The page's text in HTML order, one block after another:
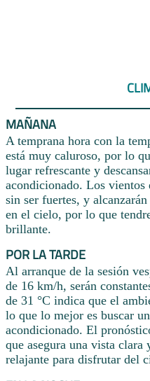
MAÑANA
A temprana hora con la
está muy caluroso, por lo
lugar refrescante y
acondicionado. Los vientos
sin ser fuertes, y
en el cielo, por lo que
brillante.
POR LA TARDE
Al arranque de la sesión
de 16 km/h, serán
de 31 °C indica que el
lo que lo mejor es buscar
acondicionado. El
que asegura una vista
relajante para disfrutar del